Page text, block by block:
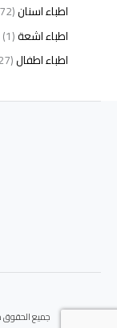
اطباء اسنان(72)
اطباء اشعة(1)
اطباء اطفال(27)
اطباء امراض
اطباء انف
اطباء اورام
جميع الحقوق محفوظة©